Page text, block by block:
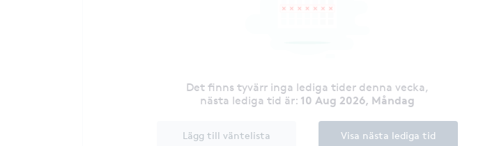
Det finns tyvärr inga lediga tider denna vecka,
nästa lediga tid är: 10 Aug 2026, Måndag
Lägg till väntelista Visa nästa lediga tid